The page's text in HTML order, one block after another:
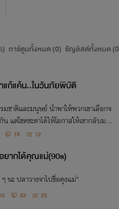
) การ์ตูนทั้งหมด (0) ธัญลิสต์ทั้งหมด (0
แก้แค้น..ในวันภัยพิบัติ
ชาติและมนุษย์ นำพาให้พวกเขาเลือกจ
แต่โชคชะตาได้ให้โอกาสให้เขากลับมาแ
18 12
ยากได้คุณแม่(90s)
นะ ปลาวางจาไปชื่อคุงแม่"
33 23